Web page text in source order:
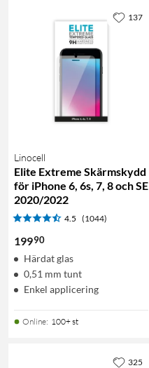
Linocell
Elite Extreme Skärmskydd
för iPhone 6, 6s, 7, 8 och SE
2020/2022
4.5 (1044)
19990
Härdat glas
0,51 mm tunt
Enkel applicering
Online: 100+ st
137
325